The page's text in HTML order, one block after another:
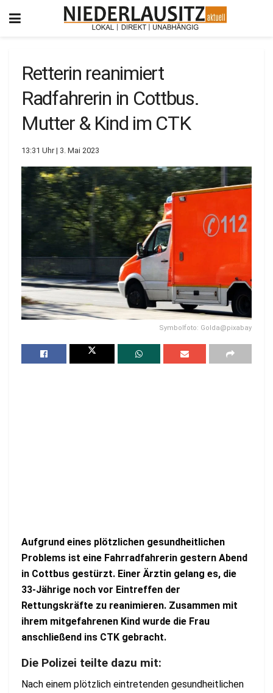
Retterin reanimiert
Radfahrerin in Cottbus.
Mutter & Kind im CTK
13:31 Uhr | 3. Mai 2023
Symbolfoto: Golda@pixabay
Aufgrund eines plötzlichen gesundheitlichen
Problems ist eine Fahrradfahrerin gestern Abend
in Cottbus gestürzt. Einer Ärztin gelang es, die
33-Jährige noch vor Eintreffen der
Rettungskräfte zu reanimieren. Zusammen mit
ihrem mitgefahrenen Kind wurde die Frau
anschließend ins CTK gebracht.
Die Polizei teilte dazu mit:
Nach einem plötzlich eintretenden gesundheitlichen